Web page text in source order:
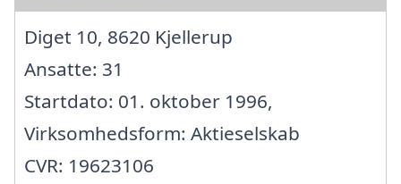
Diget 10, 8620 Kjellerup
Ansatte: 31
Startdato: 01. oktober 1996,
Virksomhedsform: Aktieselskab
CVR: 19623106